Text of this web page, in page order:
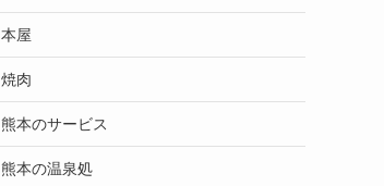
本屋
焼肉
熊本のサービス
熊本の温泉処